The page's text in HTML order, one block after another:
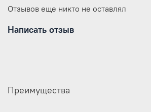
Отзывов еще никто не оставлял
Написать отзыв
Преимущества